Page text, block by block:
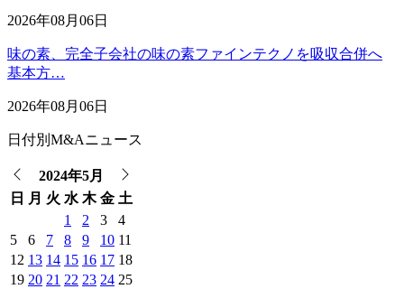
2026年08月06日
味の素、完全子会社の味の素ファインテクノを吸収合併へ
基本方…
2026年08月06日
日付別M&Aニュース
2024年5月
日
月 火 水 木 金 土
1
2 3
4
5
6 7 8 9 10 11
12 13 14 15 16 17 18
19 20 21 22 23 24 25